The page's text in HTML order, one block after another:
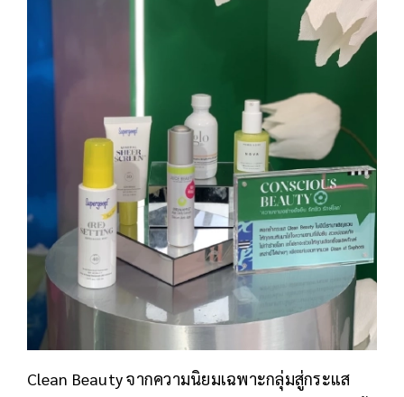
Clean Beauty จากความนิยมเฉพาะกลุ่มสู่กระแส